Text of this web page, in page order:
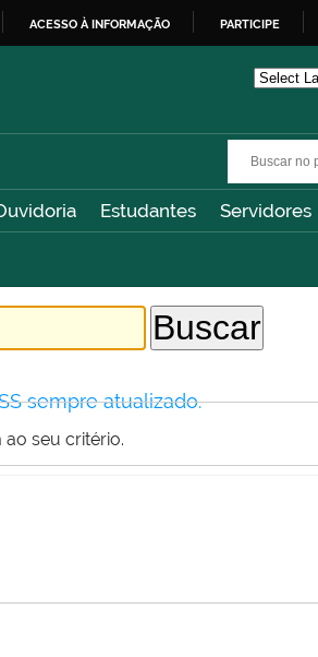
ACESSO À INFORMAÇÃO PARTICIPE
Estudantes Servidores
sempre atualizado.
ao seu critério.